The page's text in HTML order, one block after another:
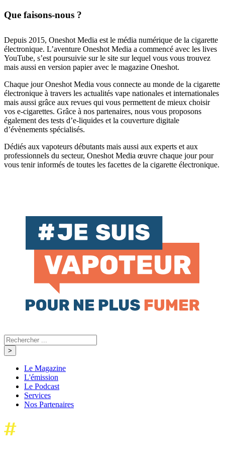
Que faisons-nous ?
Depuis 2015, Oneshot Media est le média numérique de la cigarette
électronique. L’aventure Oneshot Media a commencé avec les lives
YouTube, s’est poursuivie sur le site sur lequel vous vous trouvez
mais aussi en version papier avec le magazine Oneshot.
Chaque jour Oneshot Media vous connecte au monde de la cigarette
électronique à travers les actualités vape nationales et internationales
mais aussi grâce aux revues qui vous permettent de mieux choisir
vos e-cigarettes. Grâce à nos partenaires, nous vous proposons
également des tests d’e-liquides et la couverture digitale
d’évènements spécialisés.
Dédiés aux vapoteurs débutants mais aussi aux experts et aux
professionnels du secteur, Oneshot Media œuvre chaque jour pour
vous tenir informés de toutes les facettes de la cigarette électronique.
Le Magazine
L'émission
Le Podcast
Services
Nos Partenaires